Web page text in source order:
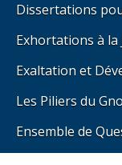
Dissertations
Exhortations à la
Exaltation et
Les Piliers du
Ensemble de